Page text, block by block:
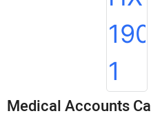
Medical Accounts